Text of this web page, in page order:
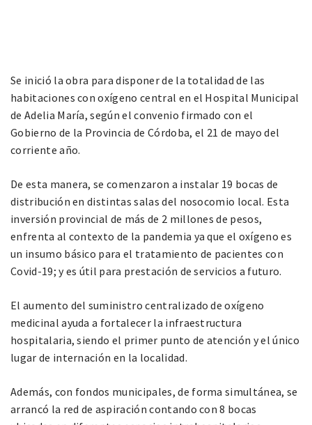
Se inició la obra para disponer de la totalidad de las
habitaciones con oxígeno central en el Hospital Municipal
de Adelia María, según el convenio firmado con el
Gobierno de la Provincia de Córdoba, el 21 de mayo del
corriente año.
De esta manera, se comenzaron a instalar 19 bocas de
distribución en distintas salas del nosocomio local. Esta
inversión provincial de más de 2 millones de pesos,
enfrenta al contexto de la pandemia ya que el oxígeno es
un insumo básico para el tratamiento de pacientes con
Covid-19; y es útil para prestación de servicios a futuro.
El aumento del suministro centralizado de oxígeno
medicinal ayuda a fortalecer la infraestructura
hospitalaria, siendo el primer punto de atención y el único
lugar de internación en la localidad.
Además, con fondos municipales, de forma simultánea, se
arrancó la red de aspiración contando con 8 bocas